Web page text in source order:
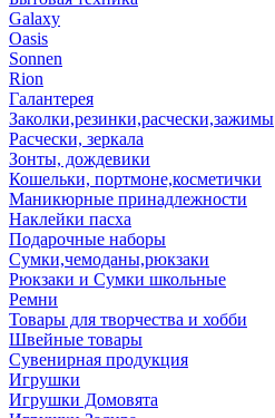
Galaxy
Oasis
Sonnen
Rion
Галантерея
Заколки,резинки,расчески,зажимы
Расчески, зеркала
Зонты, дождевики
Кошельки, портмоне,косметички
Маникюрные принадлежности
Наклейки пасха
Подарочные наборы
Сумки,чемоданы,рюкзаки
Рюкзаки и Сумки школьные
Ремни
Товары для творчества и хобби
Швейные товары
Сувенирная продукция
Игрушки
Игрушки Домовята